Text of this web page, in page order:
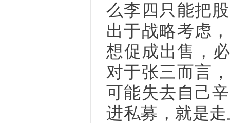
么李四只能把
出于战略考虑
想促成出售，
对于张三而言
可能失去自己
进私募，就是